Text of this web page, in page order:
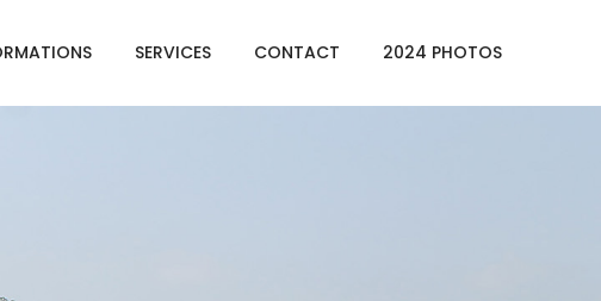
SERVICES CONTACT 2024 PHOTOS